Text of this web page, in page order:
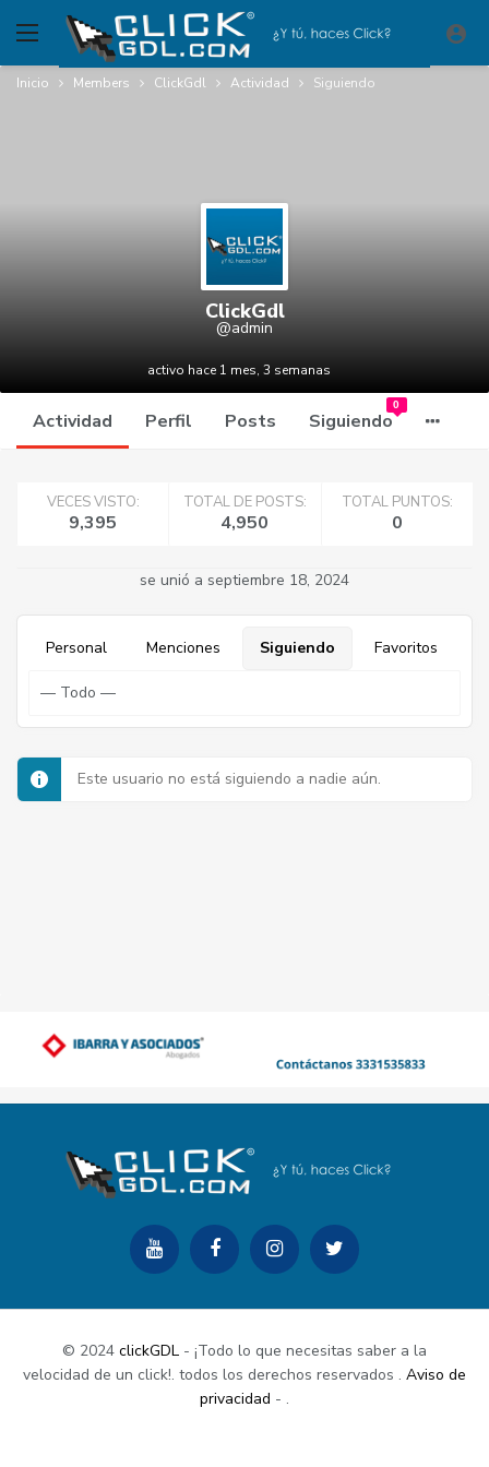
Inicio Members ClickGdl Actividad Siguiendo
ClickGdl
@admin
activo hace 1 mes, 3 semanas
Actividad Perfil Posts Siguiendo
0
VECES VISTO:
9,395
TOTAL DE POSTS:
4,950
TOTAL PUNTOS:
0
se unió a septiembre 18, 2024
Personal Menciones Siguiendo Favoritos
Este usuario no está siguiendo a nadie aún.
© 2024 clickGDL - ¡Todo lo que necesitas saber a la
velocidad de un click!. todos los derechos reservados . Aviso de
privacidad - .